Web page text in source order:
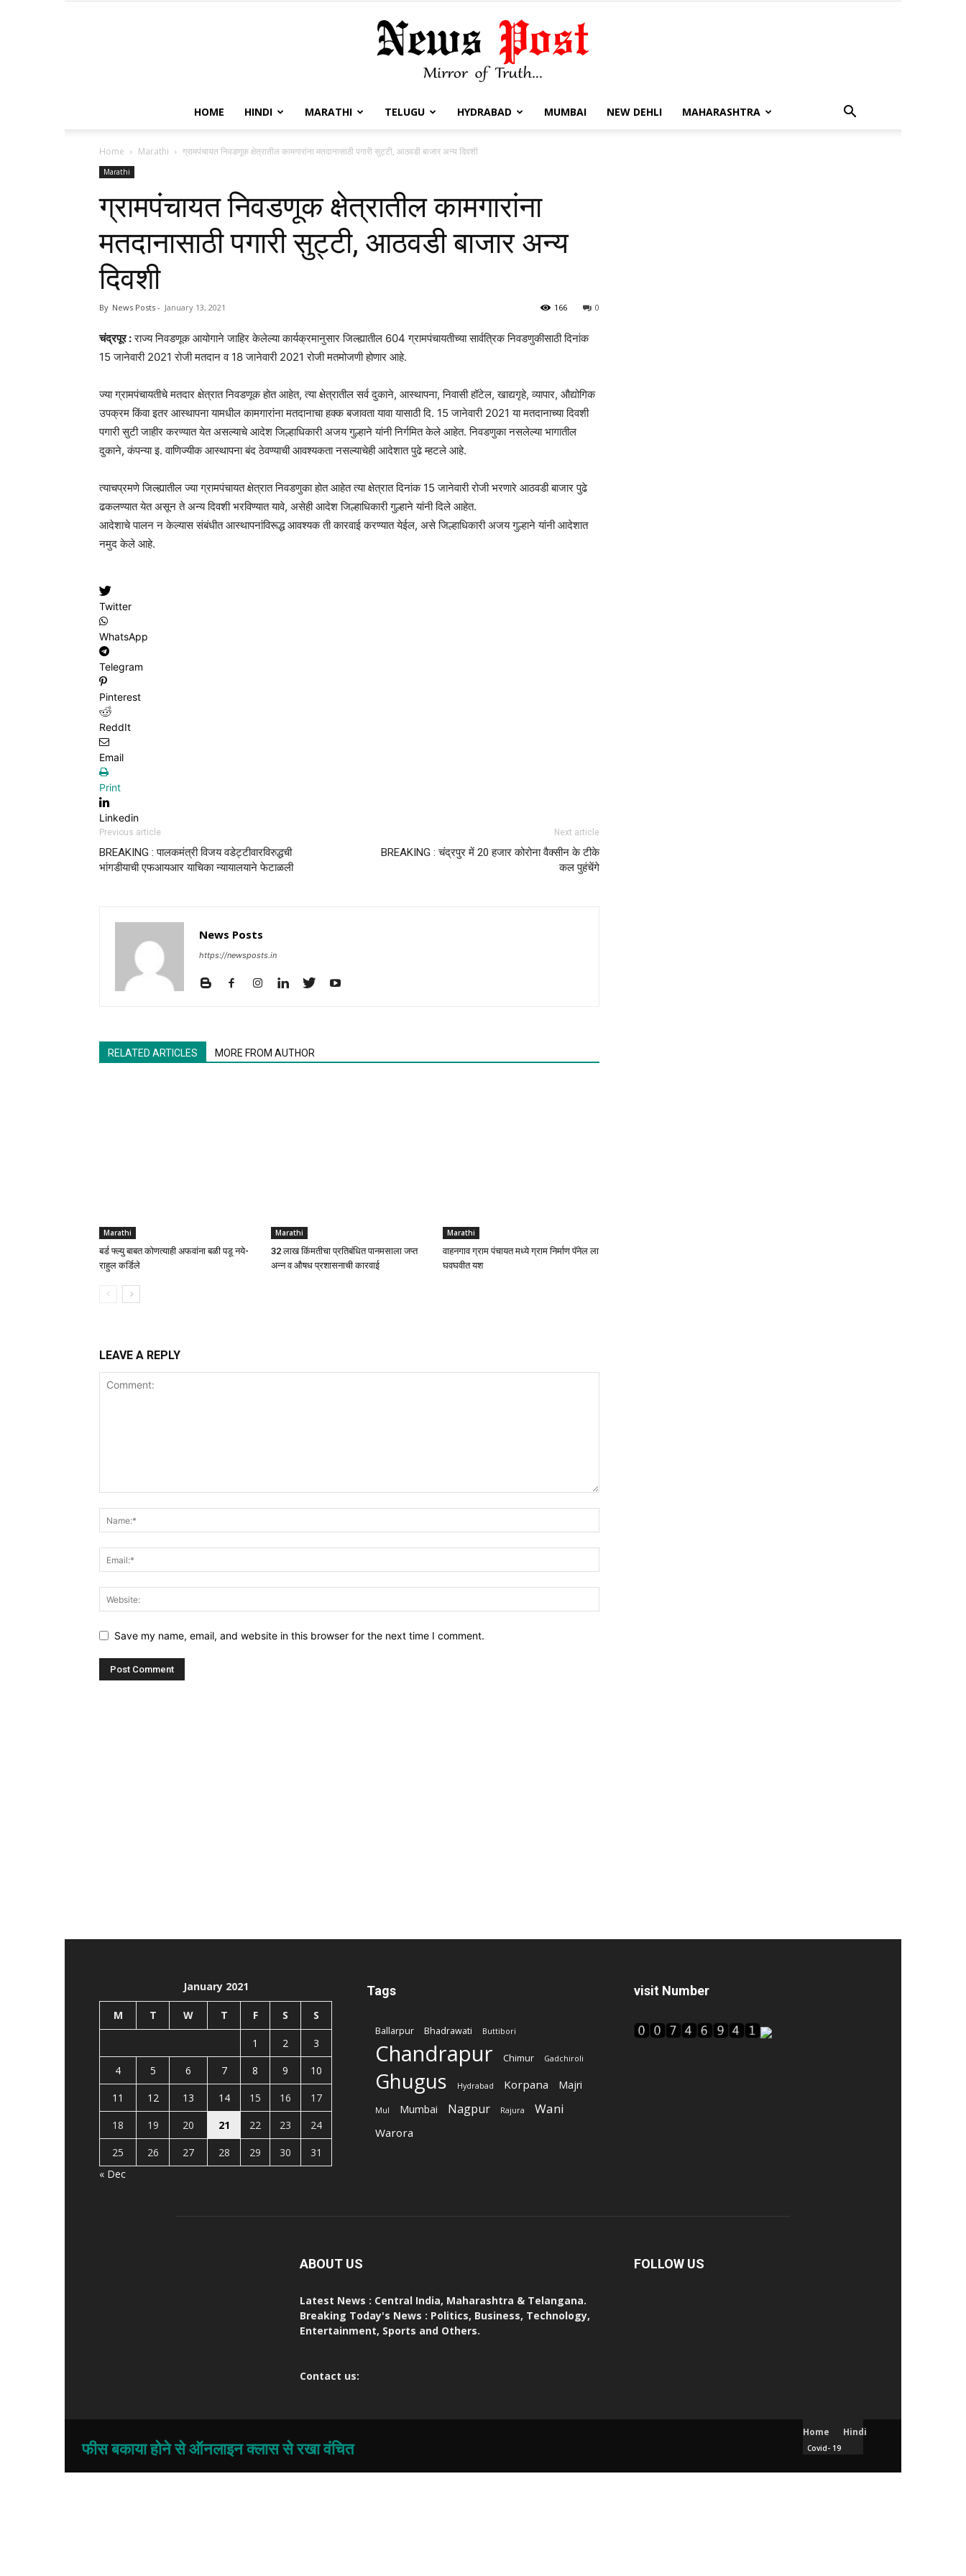
HOME HINDI MARATHI TELUGU HYDRABAD MUMBAI NEW DEHLI MAHARASHTRA
Home Marathi ग्रामपंचायत निवडणूक क्षेत्रातील कामगारांना मतदानासाठी पगारी सुट्टी, आठवडी बाजार अन्य दिवशी
Marathi
ग्रामपंचायत निवडणूक क्षेत्रातील कामगारांना
मतदानासाठी पगारी सुट्टी, आठवडी बाजार अन्य
दिवशी
By News Posts - January 13, 2021 0
166
चंद्रपूर :राज्य निवडणूक आयोगाने जाहिर केलेल्या कार्यक्रमानुसार जिल्ह्यातील 604 ग्रामपंचायतीच्या सार्वत्रिक निवडणुकीसाठी दिनांक
15 जानेवारी 2021 रोजी मतदान व 18 जानेवारी 2021 रोजी मतमोजणी होणार आहे.
ज्या ग्रामपंचायतीचे मतदार क्षेत्रात निवडणूक होत आहेत, त्या क्षेत्रातील सर्व दुकाने, आस्थापना, निवासी हॉटेल, खाद्यगृहे, व्यापार, औद्योगिक
उपक्रम किंवा इतर आस्थापना यामधील कामगारांना मतदानाचा हक्क बजावता यावा यासाठी दि. 15 जानेवारी 2021 या मतदानाच्या दिवशी
पगारी सुटी जाहीर करण्यात येत असल्याचे आदेश जिल्हाधिकारी अजय गुल्हाने यांनी निर्गमित केले आहेत. निवडणुका नसलेल्या भागातील
दुकाने, कंपन्या इ. वाणिज्यीक आस्थापना बंद ठेवण्याची आवश्यकता नसल्याचेही आदेशात पुढे म्हटले आहे.
त्याचप्रमणे जिल्ह्यातील ज्या ग्रामपंचायत क्षेत्रात निवडणुका होत आहेत त्या क्षेत्रात दिनांक 15 जानेवारी रोजी भरणारे आठवडी बाजार पुढे
ढकलण्यात येत असून ते अन्य दिवशी भरविण्यात यावे, असेही आदेश जिल्हाधिकारी गुल्हाने यांनी दिले आहेत.
आदेशाचे पालन न केल्यास संबंधीत आस्थापनांविरूद्ध आवश्यक ती कारवाई करण्यात येईल, असे जिल्हाधिकारी अजय गुल्हाने यांनी आदेशात
नमुद केले आहे.
Twitter
WhatsApp
Telegram
Pinterest
ReddIt
Email
Print
Linkedin
Previous article
BREAKING : पालकमंत्री विजय वडेट्टीवारविरुद्धची
भांगडीयाची एफआयआर याचिका न्यायालयाने फेटाळली
Next article
BREAKING : चंद्रपुर में 20 हजार कोरोना वैक्सीन के टीके
कल पुहंचेंगे
News Posts
https://newsposts.in
RELATED ARTICLES MORE FROM AUTHOR
Marathi
बर्ड फ्ल्यु बाबत कोणत्याही अफवांना बळी पडू नये-
राहुल कर्डिले
Marathi
32 लाख किंमतीचा प्रतिबंधित पानमसाला जप्त
अन्न व औषध प्रशासनाची कारवाई
Marathi
वाहनगाव ग्राम पंचायत मध्ये ग्राम निर्माण पॅनेल ला
घवघवीत यश
LEAVE A REPLY
Save my name, email, and website in this browser for the next time I comment.
January 2021
M T W T F S S
1 2
3
4
5 6 7 8 9
10
11
12 13 14 15 16
17
18
19 20 21 22 23
24
25
26 27 28 29 30
31
« Dec
Tags
Ballarpur Bhadrawati Buttibori
Chandrapur Chimur Gadchiroli
Ghugus Hydrabad Korpana Majri
Mul Mumbai Nagpur Rajura Wani
Warora
visit Number
ABOUT US
Latest News : Central India, Maharashtra & Telangana.
Breaking Today's News : Politics, Business, Technology,
Entertainment, Sports and Others.
Contact us:
FOLLOW US
Home Hindi
Covid- 19
फीस बकाया होने से ऑनलाइन क्लास से रखा वंचित